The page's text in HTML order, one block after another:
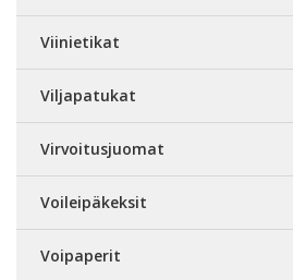
Viinietikat
Viljapatukat
Virvoitusjuomat
Voileipäkeksit
Voipaperit